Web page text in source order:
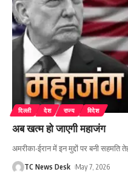
दिल्ली देश राज्य विदेश
अब खत्म हो जाएगी महाजंग
अमरीका-ईरान में इन मुद्दों पर बनी
TC News Desk May 7, 2026